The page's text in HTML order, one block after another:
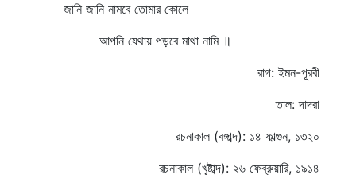
জানি জানি নামবে তোমার কোলে
আপনি যেথায় পড়বে মাথা নামি ॥
রাগ: ইমন-পূরবী
তাল: দাদরা
রচনাকাল (বঙ্গাব্দ): ১৪ ফাল্গুন, ১৩২০
রচনাকাল (খৃষ্টাব্দ): ২৬ ফেব্রুয়ারি, ১৯১৪